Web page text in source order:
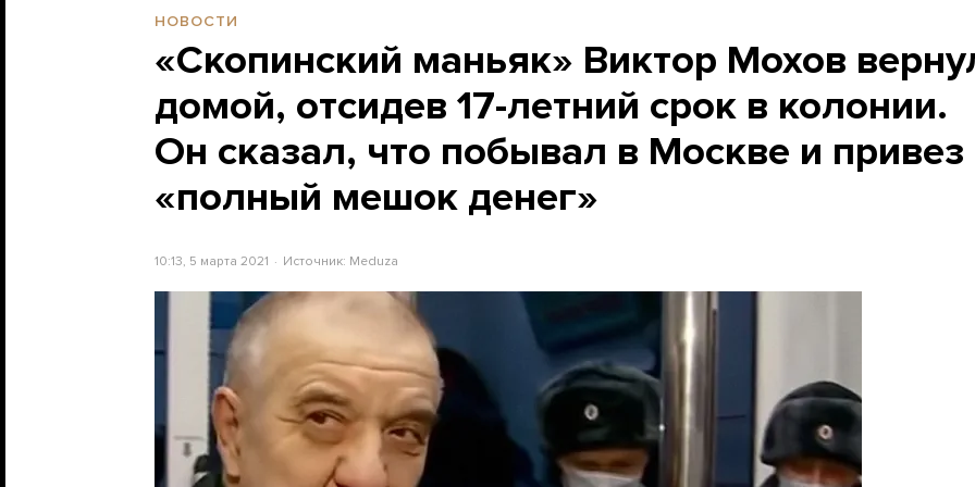
НОВОСТИ
«Скопинский маньяк» Виктор Мохов
домой, отсидев 17-летний срок в колонии.
Он сказал, что побывал в Москве и привез
«полный мешок денег»
10:13, 5 марта 2021 Источник: Meduza